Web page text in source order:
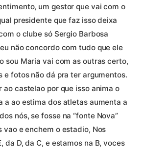
um gestor que vai com o
presidente que faz isso deixa
o clube só Sergio Barbosa
não concordo com tudo que ele
sou Maria vai com as outras certo,
e fotos não dá pra ter argumentos.
ao castelao por que isso anima o
a ao estima dos atletas aumenta a
nós, se fosse na “fonte Nova”
e enchem o estadio, Nos
da D, da C, e estamos na B, voces